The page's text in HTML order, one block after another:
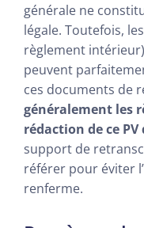
générale ne
légale. Toutefois,
règlement
peuvent
ces documents de
généralement les
rédaction de ce PV
support de
référer pour éviter
renferme.